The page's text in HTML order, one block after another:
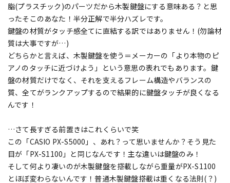
脂(プラスチック)のパーツだから木製鍵盤にする意味ある？と思
ったそこのあなた！半分正解で半分ハズレです。
鍵盤の材質がタッチ感全てに直結する訳ではありません！(勿論材
質は大事ですが…)
どちらかと言えば、木製鍵盤を使う＝メーカーの「より本物のピ
アノのタッチに近づけよう」という意思の表れでもあります。鍵
盤の材質だけでなく、それを支えるフレーム構造やバランスの
質、全てがランクアップするので結果的に鍵盤タッチが良くなる
んです！
…さて長すぎる前置きはこれくらいで笑
この「CASIO PX-S5000」、あれ？って思いませんか？そう見た
目が「PX-S1100」と同じなんです！主な違いは鍵盤のみ！
そして何より凄いのが木製鍵盤を搭載しながら重量がPX-S1100
とほぼ変わらないんです！普通木製鍵盤搭載は重くなる法則(？)